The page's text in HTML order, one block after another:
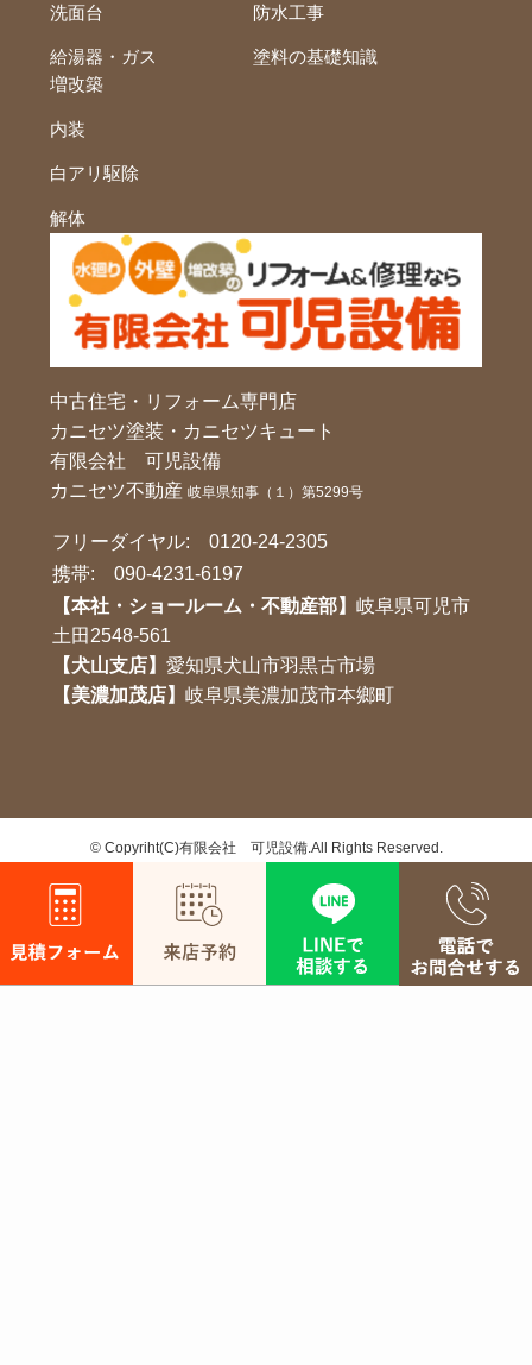
洗面台
給湯器・ガス
防水工事
塗料の基礎知識
増改築
内装
白アリ駆除
解体
中古住宅・リフォーム専門店
カニセツ塗装・カニセツキュート
有限会社 可児設備
カニセツ不動産岐阜県知事（１）第5299号
フリーダイヤル:0120-24-2305
携帯:090-4231-6197
【本社・ショールーム・不動産部】岐阜県可児市
土田2548-561
【犬山支店】愛知県犬山市羽黒古市場
【美濃加茂店】岐阜県美濃加茂市本鄉町
©Copyriht(C)有限会社 可児設備.All Rights Reserved.